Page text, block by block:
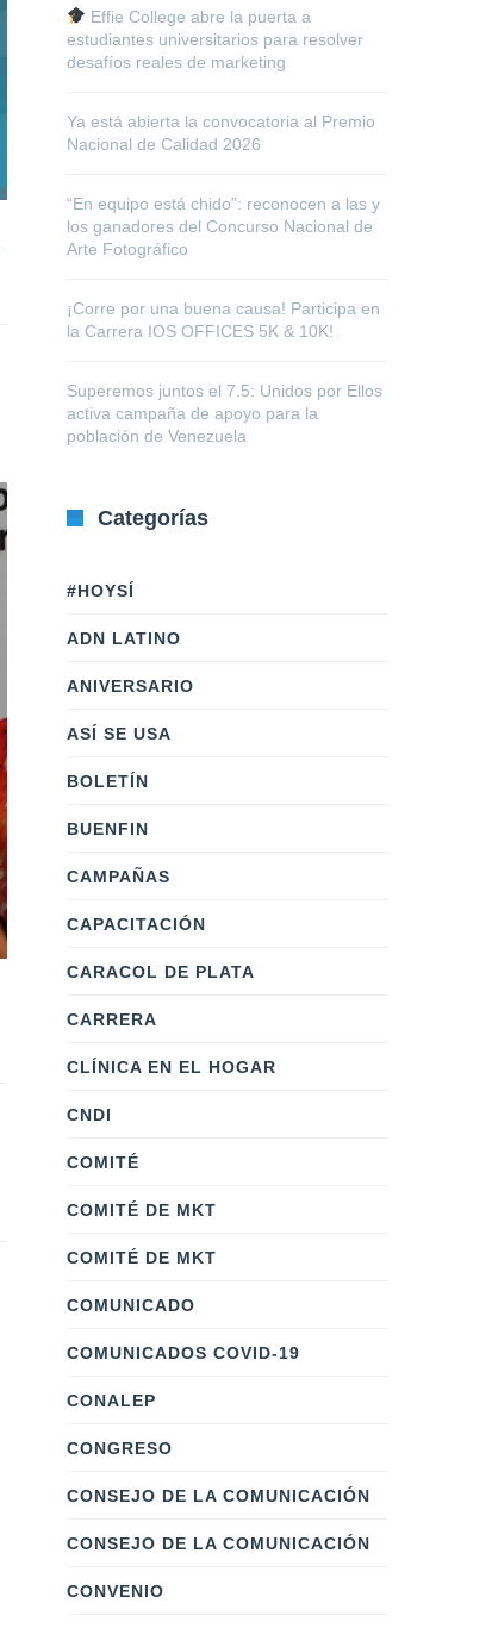
Effie College abre la puerta a
estudiantes universitarios para resolver
desafíos reales de marketing
Ya está abierta la convocatoria al Premio
Nacional de Calidad 2026
“En equipo está chido”: reconocen a las y
los ganadores del Concurso Nacional de
Arte Fotográfico
¡Corre por una buena causa! Participa en
la Carrera IOS OFFICES 5K & 10K!
Superemos juntos el 7.5: Unidos por Ellos
activa campaña de apoyo para la
población de Venezuela
Categorías
#HOYSÍ
ADN LATINO
ANIVERSARIO
ASÍ SE USA
BOLETÍN
BUENFIN
CAMPAÑAS
CAPACITACIÓN
CARACOL DE PLATA
CARRERA
CLÍNICA EN EL HOGAR
CNDI
COMITÉ
COMITÉ DE MKT
COMITÉ DE MKT
COMUNICADO
COMUNICADOS COVID-19
CONALEP
CONGRESO
CONSEJO DE LA COMUNICACIÓN
CONSEJO DE LA COMUNICACIÓN
CONVENIO